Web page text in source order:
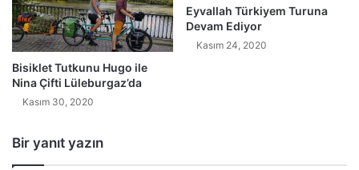
Bisiklet Tutkunu Hugo ile
Nina Çifti Lüleburgaz’da
Kasım 30, 2020
Eyvallah Türkiyem Turuna
Devam Ediyor
Kasım 24, 2020
Bir yanıt yazın